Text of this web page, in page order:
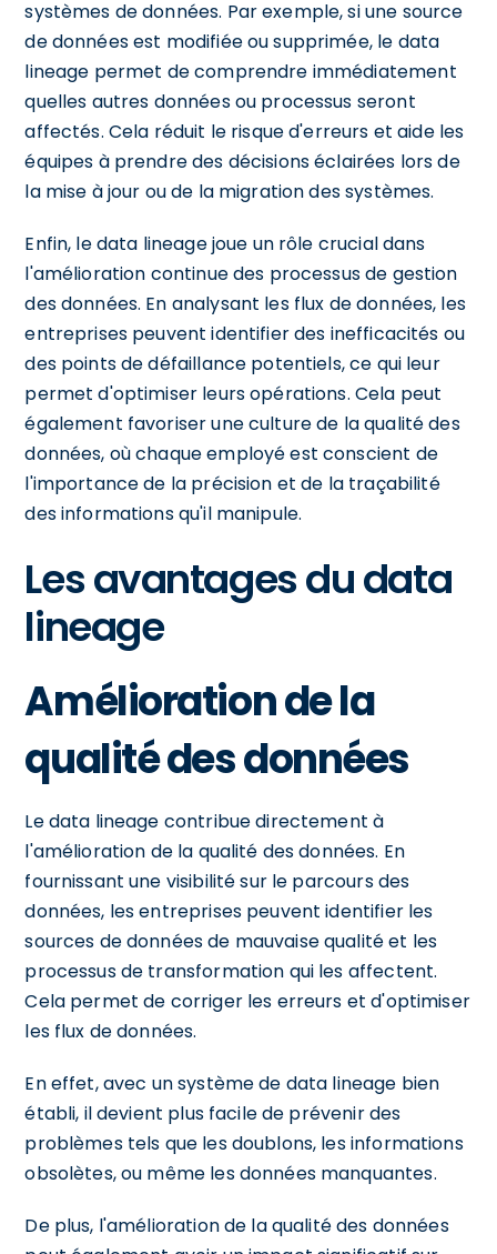
systèmes de données. Par exemple, si une source
de données est modifiée ou supprimée, le data
lineage permet de comprendre immédiatement
quelles autres données ou processus seront
affectés. Cela réduit le risque d'erreurs et aide les
équipes à prendre des décisions éclairées lors de
la mise à jour ou de la migration des systèmes.
Enfin, le data lineage joue un rôle crucial dans
l'amélioration continue des processus de gestion
des données. En analysant les flux de données, les
entreprises peuvent identifier des inefficacités ou
des points de défaillance potentiels, ce qui leur
permet d'optimiser leurs opérations. Cela peut
également favoriser une culture de la qualité des
données, où chaque employé est conscient de
l'importance de la précision et de la traçabilité
des informations qu'il manipule.
Les avantages du data
lineage
Amélioration de la
qualité des données
Le data lineage contribue directement à
l'amélioration de la qualité des données. En
fournissant une visibilité sur le parcours des
données, les entreprises peuvent identifier les
sources de données de mauvaise qualité et les
processus de transformation qui les affectent.
Cela permet de corriger les erreurs et d'optimiser
les flux de données.
En effet, avec un système de data lineage bien
établi, il devient plus facile de prévenir des
problèmes tels que les doublons, les informations
obsolètes, ou même les données manquantes.
De plus, l'amélioration de la qualité des données